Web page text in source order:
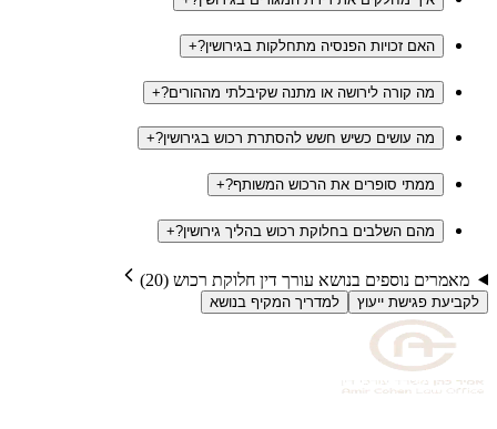
האם זכויות הפנסיה מתחלקות בגירושין?+
מה קורה לירושה או מתנה שקיבלתי מההורים?+
מה עושים כשיש חשש להסתרת רכוש בגירושין?+
ממתי סופרים את הרכוש המשותף?+
מהם השלבים בחלוקת רכוש בהליך גירושין?+
מאמרים נוספים בנושא עורך דין חלוקת רכוש(
20
)
לקביעת פגישת ייעוץ למדריך המקיף בנושא